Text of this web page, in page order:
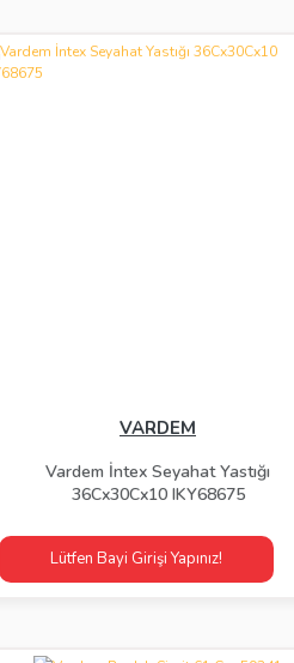
VARDEM
Vardem İntex Seyahat Yastığı
36Cx30Cx10 IKY68675
Lütfen Bayi Girişi Yapınız!